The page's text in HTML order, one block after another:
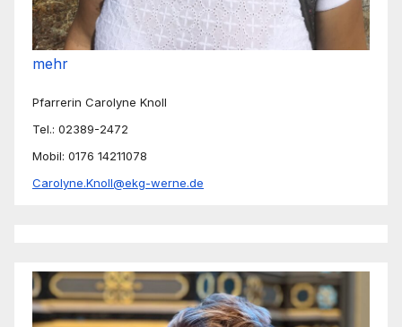
mehr
Pfarrerin Carolyne Knoll
Tel.: 02389-2472
Mobil: 0176 14211078
Carolyne.Knoll@ekg-werne.de